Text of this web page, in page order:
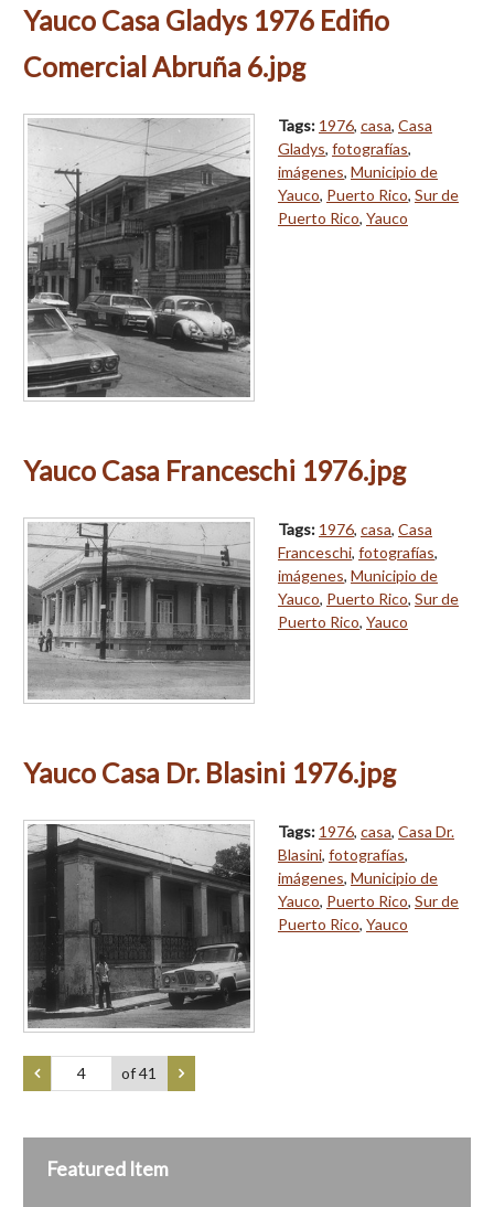
Yauco Casa Gladys 1976 Edifio
Comercial Abruña 6.jpg
Tags: 1976, casa, Casa
Gladys, fotografías,
imágenes, Municipio de
Yauco, Puerto Rico, Sur de
Puerto Rico, Yauco
Yauco Casa Franceschi 1976.jpg
Tags: 1976, casa, Casa
Franceschi, fotografías,
imágenes, Municipio de
Yauco, Puerto Rico, Sur de
Puerto Rico, Yauco
Yauco Casa Dr. Blasini 1976.jpg
Tags: 1976, casa, Casa Dr.
Blasini, fotografías,
imágenes, Municipio de
Yauco, Puerto Rico, Sur de
Puerto Rico, Yauco
of 41
Featured Item